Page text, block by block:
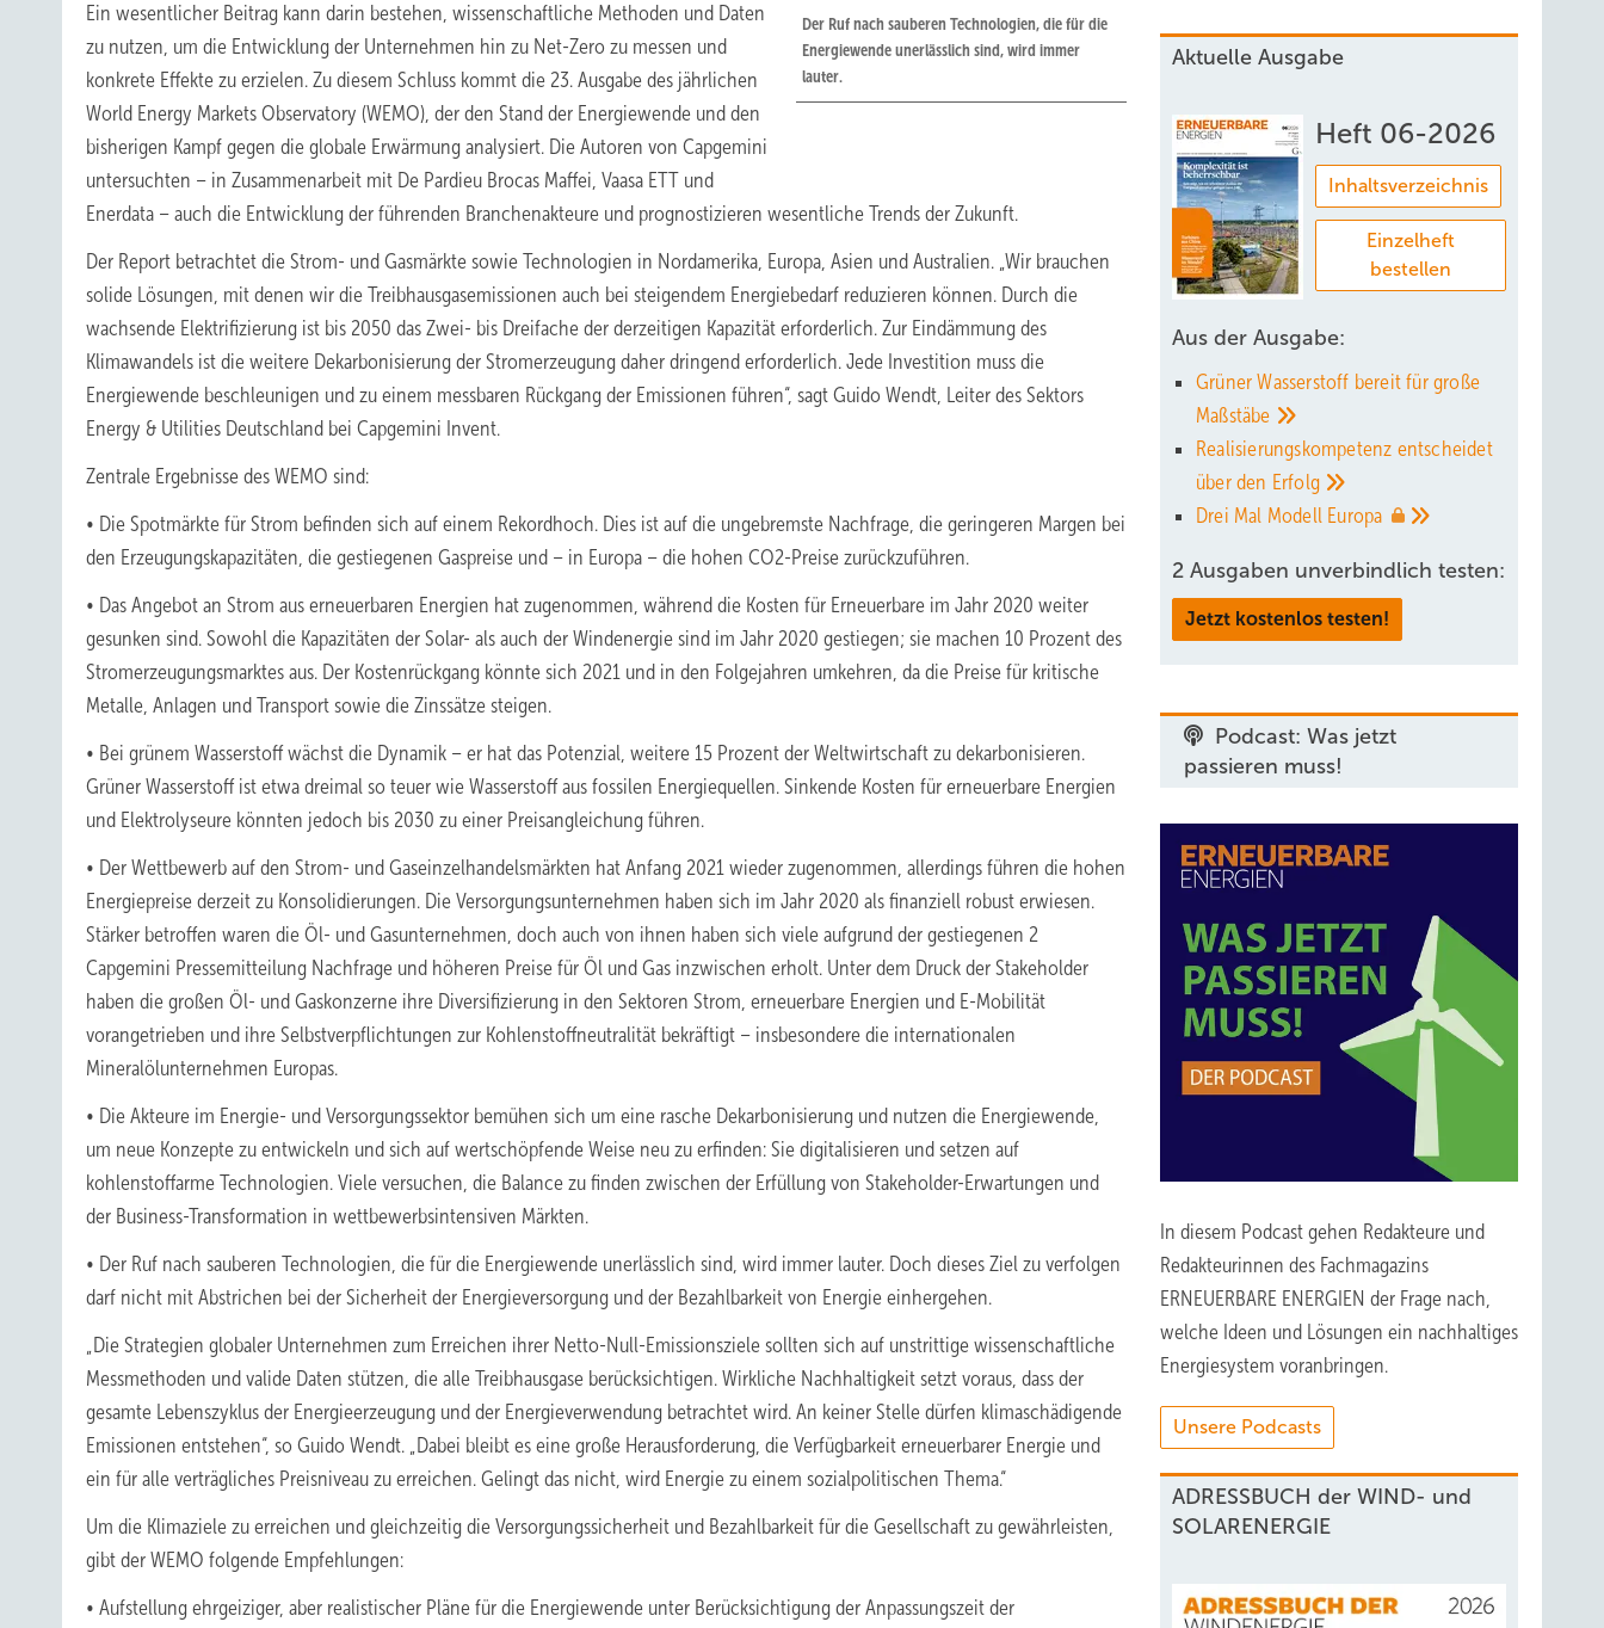
Der Ruf nach sauberen Technologien, die für die
Energiewende unerlässlich sind, wird immer
lauter.
Ein wesentlicher Beitrag kann darin bestehen, wissenschaftliche Methoden und Daten
zu nutzen, um die Entwicklung der Unternehmen hin zu Net-Zero zu messen und
konkrete Effekte zu erzielen. Zu diesem Schluss kommt die 23. Ausgabe des jährlichen
World Energy Markets Observatory (WEMO), der den Stand der Energiewende und den
bisherigen Kampf gegen die globale Erwärmung analysiert. Die Autoren von Capgemini
untersuchten – in Zusammenarbeit mit De Pardieu Brocas Maffei, Vaasa ETT und
Enerdata – auch die Entwicklung der führenden Branchenakteure und prognostizieren wesentliche Trends der Zukunft.
Der Report betrachtet die Strom- und Gasmärkte sowie Technologien in Nordamerika, Europa, Asien und Australien. „Wir brauchen
solide Lösungen, mit denen wir die Treibhausgasemissionen auch bei steigendem Energiebedarf reduzieren können. Durch die
wachsende Elektrifizierung ist bis 2050 das Zwei- bis Dreifache der derzeitigen Kapazität erforderlich. Zur Eindämmung des
Klimawandels ist die weitere Dekarbonisierung der Stromerzeugung daher dringend erforderlich. Jede Investition muss die
Energiewende beschleunigen und zu einem messbaren Rückgang der Emissionen führen“, sagt Guido Wendt, Leiter des Sektors
Energy & Utilities Deutschland bei Capgemini Invent.
Zentrale Ergebnisse des WEMO sind:
• Die Spotmärkte für Strom befinden sich auf einem Rekordhoch. Dies ist auf die ungebremste Nachfrage, die geringeren Margen bei
den Erzeugungskapazitäten, die gestiegenen Gaspreise und – in Europa – die hohen CO2-Preise zurückzuführen.
• Das Angebot an Strom aus erneuerbaren Energien hat zugenommen, während die Kosten für Erneuerbare im Jahr 2020 weiter
gesunken sind. Sowohl die Kapazitäten der Solar- als auch der Windenergie sind im Jahr 2020 gestiegen; sie machen 10 Prozent des
Stromerzeugungsmarktes aus. Der Kostenrückgang könnte sich 2021 und in den Folgejahren umkehren, da die Preise für kritische
Metalle, Anlagen und Transport sowie die Zinssätze steigen.
• Bei grünem Wasserstoff wächst die Dynamik – er hat das Potenzial, weitere 15 Prozent der Weltwirtschaft zu dekarbonisieren.
Grüner Wasserstoff ist etwa dreimal so teuer wie Wasserstoff aus fossilen Energiequellen. Sinkende Kosten für erneuerbare Energien
und Elektrolyseure könnten jedoch bis 2030 zu einer Preisangleichung führen.
• Der Wettbewerb auf den Strom- und Gaseinzelhandelsmärkten hat Anfang 2021 wieder zugenommen, allerdings führen die hohen
Energiepreise derzeit zu Konsolidierungen. Die Versorgungsunternehmen haben sich im Jahr 2020 als finanziell robust erwiesen.
Stärker betroffen waren die Öl- und Gasunternehmen, doch auch von ihnen haben sich viele aufgrund der gestiegenen 2
Capgemini Pressemitteilung Nachfrage und höheren Preise für Öl und Gas inzwischen erholt. Unter dem Druck der Stakeholder
haben die großen Öl- und Gaskonzerne ihre Diversifizierung in den Sektoren Strom, erneuerbare Energien und E-Mobilität
vorangetrieben und ihre Selbstverpflichtungen zur Kohlenstoffneutralität bekräftigt – insbesondere die internationalen
Mineralölunternehmen Europas.
• Die Akteure im Energie- und Versorgungssektor bemühen sich um eine rasche Dekarbonisierung und nutzen die Energiewende,
um neue Konzepte zu entwickeln und sich auf wertschöpfende Weise neu zu erfinden: Sie digitalisieren und setzen auf
kohlenstoffarme Technologien. Viele versuchen, die Balance zu finden zwischen der Erfüllung von Stakeholder-Erwartungen und
der Business-Transformation in wettbewerbsintensiven Märkten.
• Der Ruf nach sauberen Technologien, die für die Energiewende unerlässlich sind, wird immer lauter. Doch dieses Ziel zu verfolgen
darf nicht mit Abstrichen bei der Sicherheit der Energieversorgung und der Bezahlbarkeit von Energie einhergehen.
„Die Strategien globaler Unternehmen zum Erreichen ihrer Netto-Null-Emissionsziele sollten sich auf unstrittige wissenschaftliche
Messmethoden und valide Daten stützen, die alle Treibhausgase berücksichtigen. Wirkliche Nachhaltigkeit setzt voraus, dass der
gesamte Lebenszyklus der Energieerzeugung und der Energieverwendung betrachtet wird. An keiner Stelle dürfen klimaschädigende
Emissionen entstehen“, so Guido Wendt. „Dabei bleibt es eine große Herausforderung, die Verfügbarkeit erneuerbarer Energie und
ein für alle verträgliches Preisniveau zu erreichen. Gelingt das nicht, wird Energie zu einem sozialpolitischen Thema.“
Um die Klimaziele zu erreichen und gleichzeitig die Versorgungssicherheit und Bezahlbarkeit für die Gesellschaft zu gewährleisten,
gibt der WEMO folgende Empfehlungen:
• Aufstellung ehrgeiziger, aber realistischer Pläne für die Energiewende unter Berücksichtigung der Anpassungszeit der
Aktuelle Ausgabe
Heft 06-2026
Inhaltsverzeichnis
Einzelheft
bestellen
Aus der Ausgabe:
Grüner Wasserstoff bereit für große
Maßstäbe
Realisierungskompetenz entscheidet
über den Erfolg
Drei Mal Modell Europa
2 Ausgaben unverbindlich testen:
Jetzt kostenlos testen!
Podcast: Was jetzt
passieren muss!
In diesem Podcast gehen Redakteure und
Redakteurinnen des Fachmagazins
ERNEUERBARE ENERGIEN der Frage nach,
welche Ideen und Lösungen ein nachhaltiges
Energiesystem voranbringen.
Unsere Podcasts
ADRESSBUCH der WIND- und
SOLARENERGIE